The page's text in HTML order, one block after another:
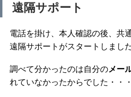
遠隔サポート
電話を掛け、本人確認の後、共
遠隔サポートがスタートしました
調べて分かったのは自分のメー
れていなかったからでした・・・